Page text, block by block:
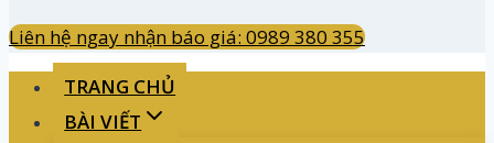
Liên hệ ngay nhận báo giá: 0989 380 355
TRANG CHỦ
BÀI VIẾT